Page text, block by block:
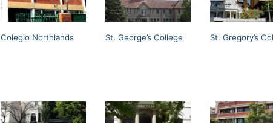
Colegio Northlands St. George’s College St. Gregory’s